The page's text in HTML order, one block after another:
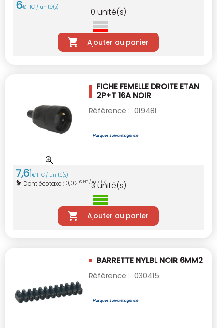
6€TTC / unité(s) 0 unité(s)
Ajouter au panier
FICHE FEMELLE DROITE ETAN
2P+T 16A NOIR
Référence : 019481
7,61€TTC / unité(s)
Dont écotaxe : 0,02€ HT / unité(s)
3unité(s)
Ajouter au panier
BARRETTE NYLBL NOIR 6MM2
Référence : 030415